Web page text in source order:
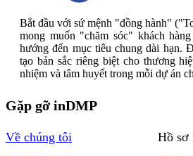
Bắt đầu với sứ mệnh "đồng hành"
mong muốn "chăm sóc" khách
hướng đến mục tiêu chung dài hạn.
tạo bản sắc riêng biệt cho thương
nhiệm và tâm huyết trong mỗi dự án
Gặp gỡ inDMP
Về chúng tôi
Hồ sơ